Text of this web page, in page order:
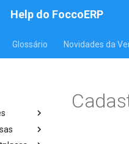
Help do FoccoERP
Glossário Novidades da